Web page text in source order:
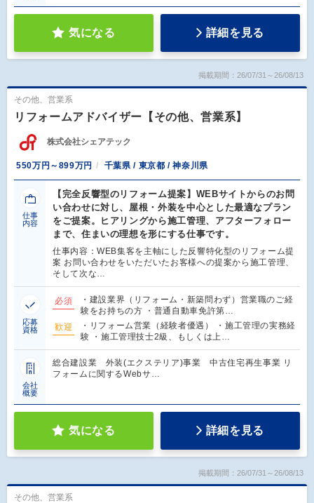
気になる 詳細を見る
掲載期間：26/07/31～26/08/13
その他、営業系
リフォームアドバイザー【その他、営業系】
株式会社シェアテック
550万円～899万円 千葉県 / 東京都 / 神奈川県
仕事
内容
【完全反響型のリフォーム提案】WEBサイトからのお問
い合わせに対し、屋根・外装を中心とした最適なプラン
をご提案。ヒアリングから施工管理、アフターフォロー
まで、住まいの理想を形にする仕事です。
仕事内容：WEB集客を主軸にした反響特化型のリフォーム提
案 お問い合わせをいただいたお客様への提案から施工管理、
そして次な…
応募
資格
必須
・建設業界（リフォーム・新築問わず）営業職のご経
験をお持ちの方 ・普通自動車免許第…
歓迎
・リフォーム営業（経験者優遇） ・施工管理の実務経
験 ・施工管理技士2級、もしくは上…
会社
概要
総合建設業 外装(エクステリア)事業 中古住宅再生事業 リ
フォームに関するWebサ…
気になる 詳細を見る
掲載期間：26/07/31～26/08/13
その他、営業系